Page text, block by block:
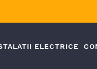
ELECTRICE